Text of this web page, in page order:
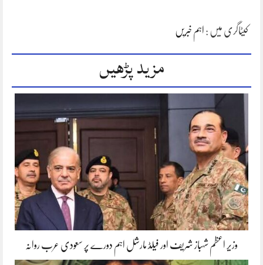
کیٹاگری میں : اہم خبریں
مزید پڑھیں
وزیر اعظم شہباز شریف اور فیلڈ مارشل اہم دورے پر سعودی عرب روانہ